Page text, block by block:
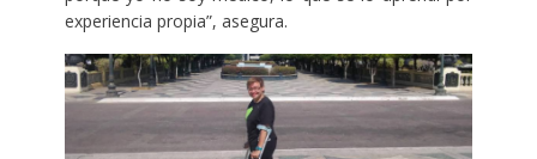
experiencia propia”, asegura.